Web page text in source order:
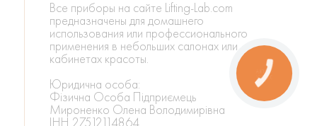
Все приборы на сайте Lifting-Lab.com
предназначены для домашнего
использования или профессионального
применения в небольших салонах или
кабинетах красоты.
Юридична особа:
Фізична Особа Підприємець
Мироненко Олена Володимирівна
ІНН 27512114864
КНОПКА
ЗВ'ЯЗКУ